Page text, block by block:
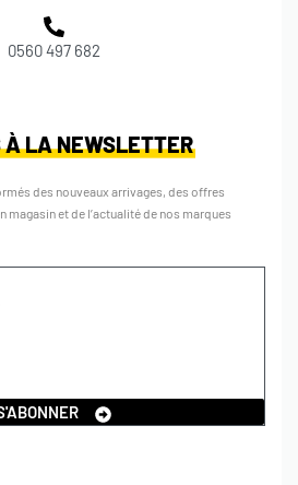
0560 497 682
À LA NEWSLETTER
des nouveaux arrivages, des offres
magasin et de l’actualité de nos marques